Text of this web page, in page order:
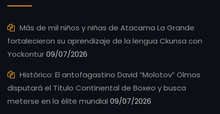
Más de mil niños y niñas de Atacama La Grande
fortalecieron su aprendizaje de la lengua Ckunsa con
Yockontur09/07/2026
Histórico: El antofagastino David “Molotov” Olmos
disputará el Título Continental de Boxeo y busca
meterse en la élite mundial 09/07/2026